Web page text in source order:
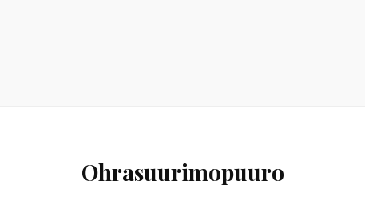
Ohrasuurimopuuro